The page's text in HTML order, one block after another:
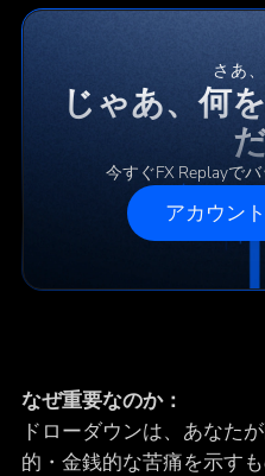
さあ
じゃあ、何
今すぐFX Replayで
アカウン
なぜ重要なのか：
ドローダウンは、あなた
的・金銭的な苦痛を示す